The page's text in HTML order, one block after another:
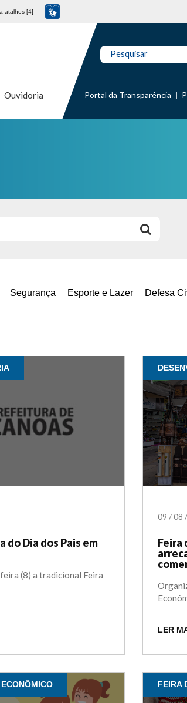
atalhos [4]
Ouvidoria
Pesquisar
Portal da Transparência
Segurança Esporte e Lazer Defesa
do Dia dos Pais em
(8) a tradicional Feira
09 /08 /
Feira
LER
FEIRA